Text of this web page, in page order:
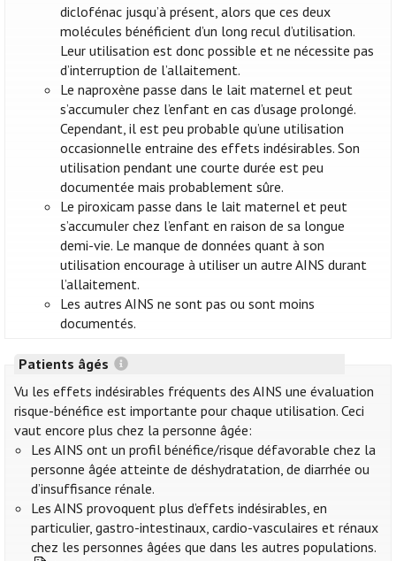
diclofénac jusqu’à présent, alors que ces deux
molécules bénéficient d’un long recul d’utilisation.
Leur utilisation est donc possible et ne nécessite pas
d’interruption de l’allaitement.
Le naproxène passe dans le lait maternel et peut
s’accumuler chez l’enfant en cas d’usage prolongé.
Cependant, il est peu probable qu’une utilisation
occasionnelle entraine des effets indésirables. Son
utilisation pendant une courte durée est peu
documentée mais probablement sûre.
Le piroxicam passe dans le lait maternel et peut
s’accumuler chez l’enfant en raison de sa longue
demi-vie. Le manque de données quant à son
utilisation encourage à utiliser un autre AINS durant
l’allaitement.
Les autres AINS ne sont pas ou sont moins
documentés.
Patients âgés
Vu les effets indésirables fréquents des AINS une évaluation
risque-bénéfice est importante pour chaque utilisation. Ceci
vaut encore plus chez la personne âgée:
Les AINS ont un profil bénéfice/risque défavorable chez la
personne âgée atteinte de déshydratation, de diarrhée ou
d’insuffisance rénale.
Les AINS provoquent plus d’effets indésirables, en
particulier, gastro-intestinaux, cardio-vasculaires et rénaux
chez les personnes âgées que dans les autres populations.